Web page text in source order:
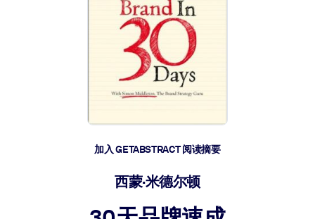
帮助您的管理者为未来的工作时代做好准备。
让团队更轻松地共同学习、解决实际问题并更快采取行动。
培养您的员工应对未来挑战所需的技能。
加入 GETABSTRACT 阅读摘要
西蒙·米德尔顿